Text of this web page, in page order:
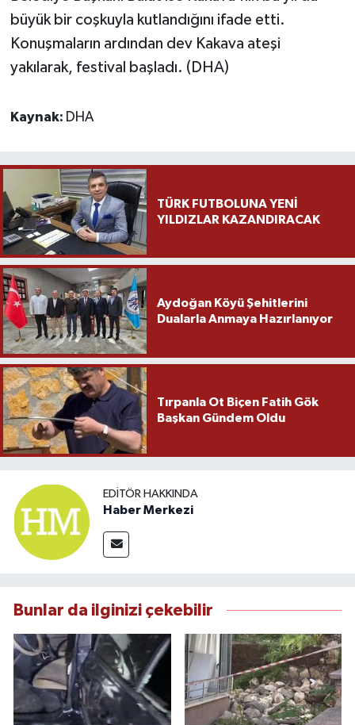
büyük bir coşkuyla kutlandığını ifade etti.
Konuşmaların ardından dev Kakava ateşi
yakılarak, festival başladı. (DHA)
Kaynak: DHA
TÜRK FUTBOLUNA YENİ
YILDIZLAR KAZANDIRACAK
Aydoğan Köyü Şehitlerini
Dualarla Anmaya Hazırlanıyor
Tırpanla Ot Biçen Fatih Gök
Başkan Gündem Oldu
EDITÖR HAKKINDA
Haber Merkezi
Bunlar da ilginizi çekebilir